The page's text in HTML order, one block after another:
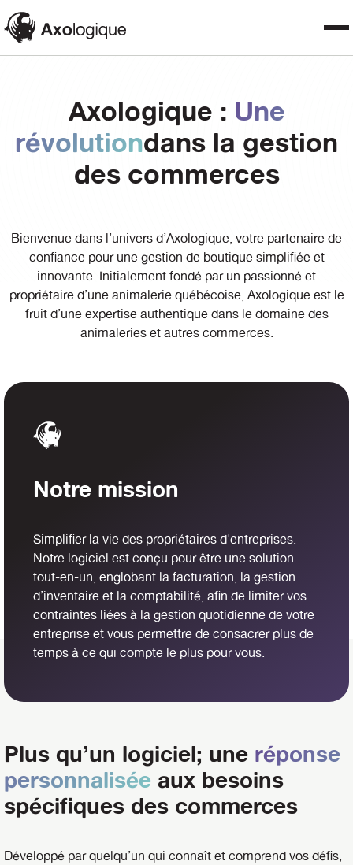
Axologique : Une
révolutiondans la gestion
des commerces
Bienvenue dans l’univers d’Axologique, votre partenaire de
confiance pour une gestion de boutique simplifiée et
innovante. Initialement fondé par un passionné et
propriétaire d’une animalerie québécoise, Axologique est le
fruit d’une expertise authentique dans le domaine des
animaleries et autres commerces.
Notre mission
Simplifier la vie des propriétaires d'entreprises.
Notre logiciel est conçu pour être une solution
tout-en-un, englobant la facturation, la gestion
d’inventaire et la comptabilité, afin de limiter vos
contraintes liées à la gestion quotidienne de votre
entreprise et vous permettre de consacrer plus de
temps à ce qui compte le plus pour vous.
Plus qu’un logiciel; une réponse
personnalisée aux besoins
spécifiques des commerces
Développé par quelqu’un qui connaît et comprend vos défis,